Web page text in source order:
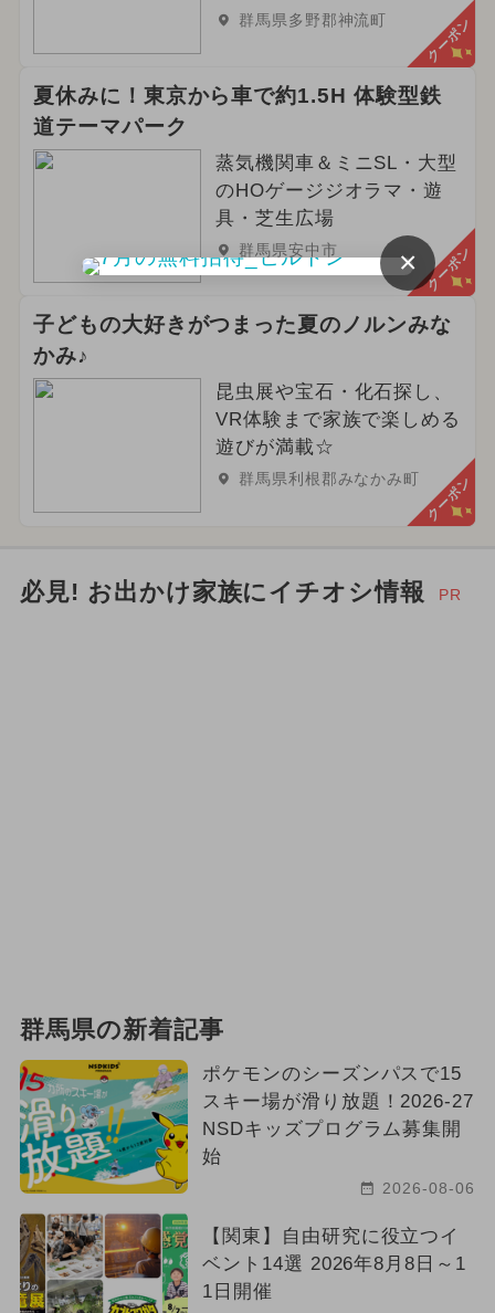
群馬県多野郡神流町 クーポン
夏休みに！東京から車で約1.5H 体験型鉄
道テーマパーク
蒸気機関車＆ミニSL・大型
のHOゲージジオラマ・遊
具・芝生広場
群馬県安中市 クーポン
子どもの大好きがつまった夏のノルンみな
かみ♪
昆虫展や宝石・化石探し、
VR体験まで家族で楽しめる
遊びが満載☆
群馬県利根郡みなかみ町 クーポン
必見! お出かけ家族にイチオシ情報 PR
群馬県の新着記事
ポケモンのシーズンパスで15
スキー場が滑り放題！2026-27
NSDキッズプログラム募集開
始
2026-08-06
【関東】自由研究に役立つイ
ベント14選 2026年8月8日～1
1日開催
×